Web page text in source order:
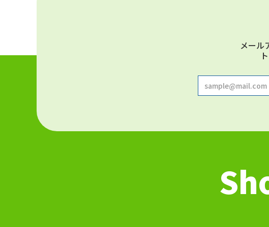
メール